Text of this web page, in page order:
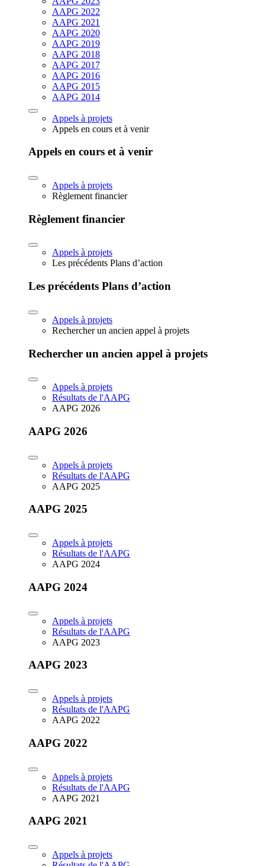
AAPG 2022
AAPG 2021
AAPG 2020
AAPG 2019
AAPG 2018
AAPG 2017
AAPG 2016
AAPG 2015
AAPG 2014
Appels à projets
Appels en cours et à venir
Appels en cours et à venir
Appels à projets
Règlement financier
Règlement financier
Appels à projets
Les précédents Plans d’action
Les précédents Plans d’action
Appels à projets
Rechercher un ancien appel à projets
Rechercher un ancien appel à projets
Appels à projets
Résultats de l'AAPG
AAPG 2026
AAPG 2026
Appels à projets
Résultats de l'AAPG
AAPG 2025
AAPG 2025
Appels à projets
Résultats de l'AAPG
AAPG 2024
AAPG 2024
Appels à projets
Résultats de l'AAPG
AAPG 2023
AAPG 2023
Appels à projets
Résultats de l'AAPG
AAPG 2022
AAPG 2022
Appels à projets
Résultats de l'AAPG
AAPG 2021
AAPG 2021
Appels à projets